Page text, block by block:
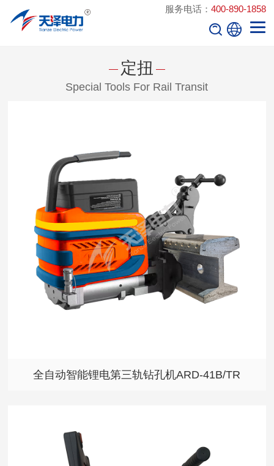
服务电话： 400-890-1858
定扭
Special Tools For Rail Transit
全自动智能锂电第三轨钻孔机ARD-41B/TR